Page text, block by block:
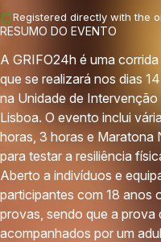
Registered directly with the
RESUMO DO EVENTO
A GRIFO24h é uma
que se realizará nos dias
na Unidade de
Lisboa. O evento inclui
horas, 3 horas e Maratona
para testar a resiliência
Aberto a indivíduos e
participantes com 18 anos
provas, sendo que a prova
acompanhados por um